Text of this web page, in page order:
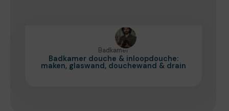
Badkamer
Badkamer douche & inloopdouche:
maken, glaswand, douchewand & drain